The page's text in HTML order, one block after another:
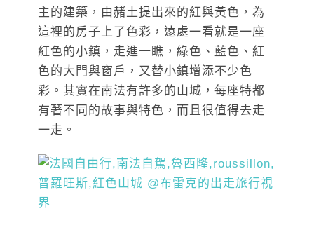
主的建築，由赭土提出來的紅與黃色，為
這裡的房子上了色彩，遠處一看就是一座
紅色的小鎮，走進一瞧，綠色、藍色、紅
色的大門與窗戶，又替小鎮增添不少色
彩。其實在南法有許多的山城，每座特都
有著不同的故事與特色，而且很值得去走
一走。